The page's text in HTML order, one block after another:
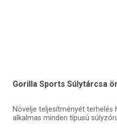
Gorilla Sports Súlytárcsa
Növelje teljesítményét terhelés
alkalmas minden típusú